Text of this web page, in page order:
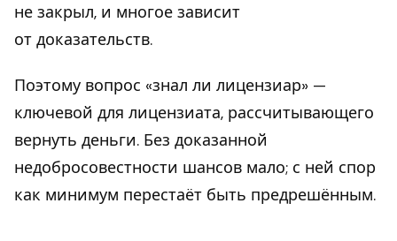
не закрыл, и многое зависит
от доказательств.
Поэтому вопрос «знал ли лицензиар» —
ключевой для лицензиата, рассчитывающего
вернуть деньги. Без доказанной
недобросовестности шансов мало; с ней спор
как минимум перестаёт быть предрешённым.